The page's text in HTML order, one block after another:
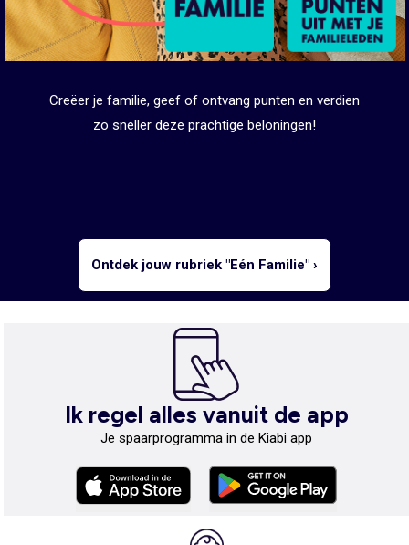
Creëer je familie, geef of ontvang punten en verdien
zo sneller deze prachtige beloningen!
Ontdek jouw rubriek "Eén Familie" ›
Ik regel alles vanuit de app
Je spaarprogramma in de Kiabi app